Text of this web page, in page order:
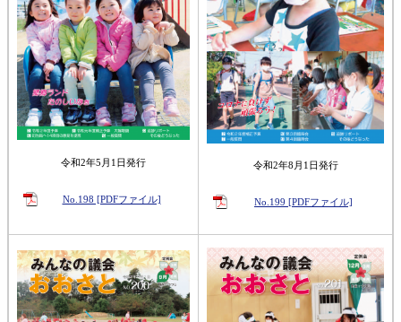
令和2年5月1日発行
No.198 [PDFファイル]
令和2年8月1日発行
No.199 [PDFファイル]